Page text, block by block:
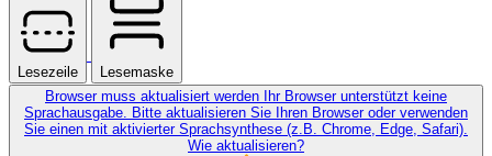
Lesezeile
Lesemaske
Browser muss aktualisiert werden
Ihr Browser unterstützt keine
Sprachausgabe. Bitte aktualisieren Sie Ihren Browser oder verwenden
Sie einen mit aktivierter Sprachsynthese (z.B. Chrome, Edge, Safari).
Wie aktualisieren?